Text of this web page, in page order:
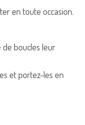
en toute occasion.
de boucles leur
et portez-les en